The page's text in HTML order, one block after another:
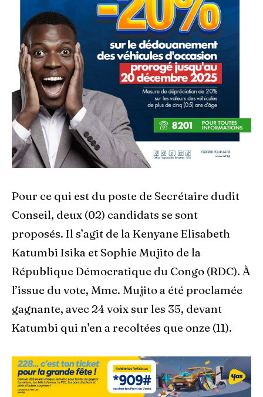
Pour ce qui est du poste de Secrétaire dudit
Conseil, deux (02) candidats se sont
proposés. Il s’agit de la Kenyane Elisabeth
Katumbi Isika et Sophie Mujito de la
République Démocratique du Congo (RDC). À
l’issue du vote, Mme. Mujito a été proclamée
gagnante, avec 24 voix sur les 35, devant
Katumbi qui n'en a recoltées que onze (11).